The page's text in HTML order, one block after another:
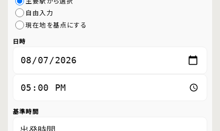
自由入力
現在地を基点にする
日時
基準時間